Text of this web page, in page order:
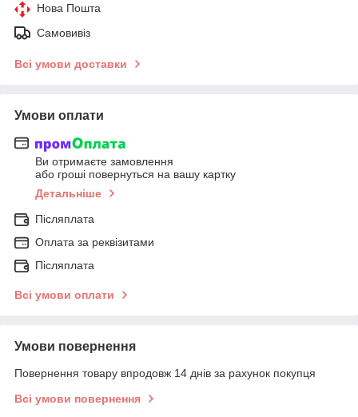
Нова Пошта
Самовивіз
Всі умови доставки
Умови оплати
Ви отримаєте замовлення
або гроші повернуться на вашу картку
Детальніше
Післяплата
Оплата за реквізитами
Післяплата
Всі умови оплати
Умови повернення
Повернення товару впродовж 14 днів за рахунок покупця
Всі умови повернення